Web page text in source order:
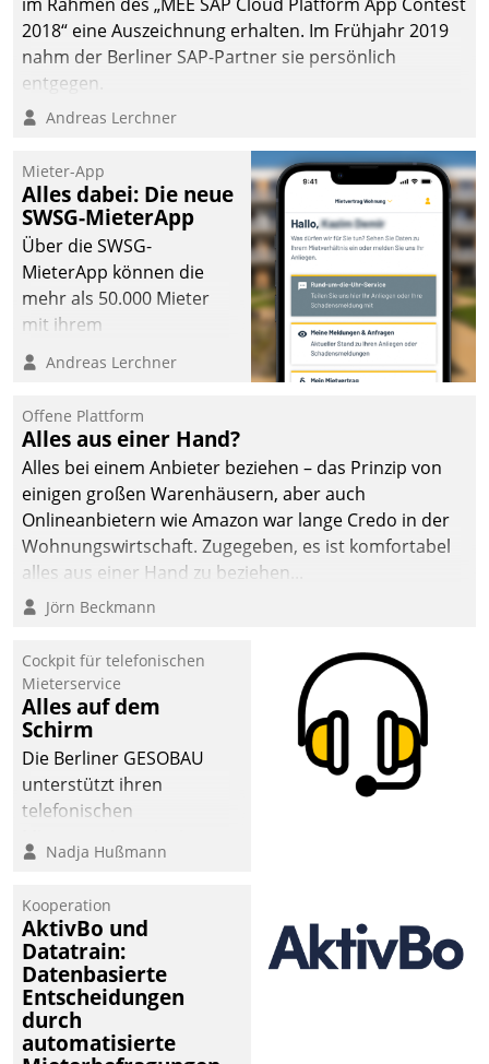
2018“ eine Auszeichnung erhalten. Im Frühjahr 2019
nahm der Berliner SAP-Partner sie persönlich
entgegen.
Andreas Lerchner
Mieter-App
Alles dabei: Die neue
SWSG-MieterApp
Über die SWSG-
MieterApp können die
mehr als 50.000 Mieter
mit ihrem
Wohnungsunternehmen
kommunizieren, auf dem
einsehen und ändern
oder
Schadensmeldungen
abgeben – rund um die
Uhr.
Andreas Lerchner
Offene Plattform
Alles aus einer Hand?
Alles bei einem Anbieter beziehen – das Prinzip von
einigen großen Warenhäusern, aber auch
Onlineanbietern wie Amazon war lange Credo in der
Wohnungswirtschaft. Zugegeben, es ist komfortabel
alles aus einer Hand zu beziehen...
Jörn Beckmann
Cockpit für telefonischen
Mieterservice
Alles auf dem
Schirm
Die Berliner GESOBAU
unterstützt ihren
telefonischen
digitalen Cockpit, das
passende Fragen und
Schlagworte auswirft.
Eine intuitive
Dialogführung ermöglicht
dem externen
Serviceteam, Anrufe von
Nadja Hußmann
Kooperation
AktivBo und
Datatrain:
Datenbasierte
Entscheidungen
durch
automatisierte